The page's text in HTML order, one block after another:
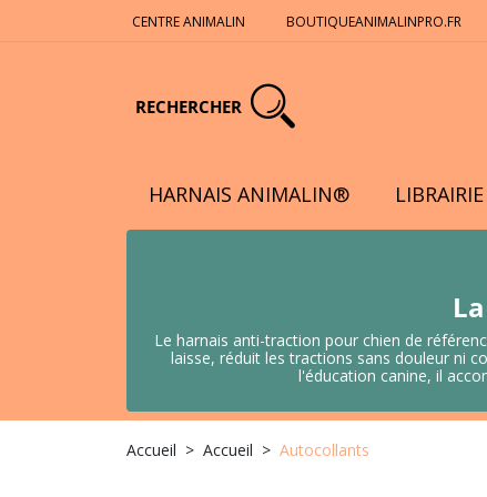
CENTRE ANIMALIN BOUTIQUEANIMALINPRO.FR
RECHERCHER
HARNAIS ANIMALIN® LIBRAIRIE
Le harnais anti-traction pour chien de
laisse, réduit les tractions sans douleur ni
l'éducation canine, il
Accueil Accueil Autocollants